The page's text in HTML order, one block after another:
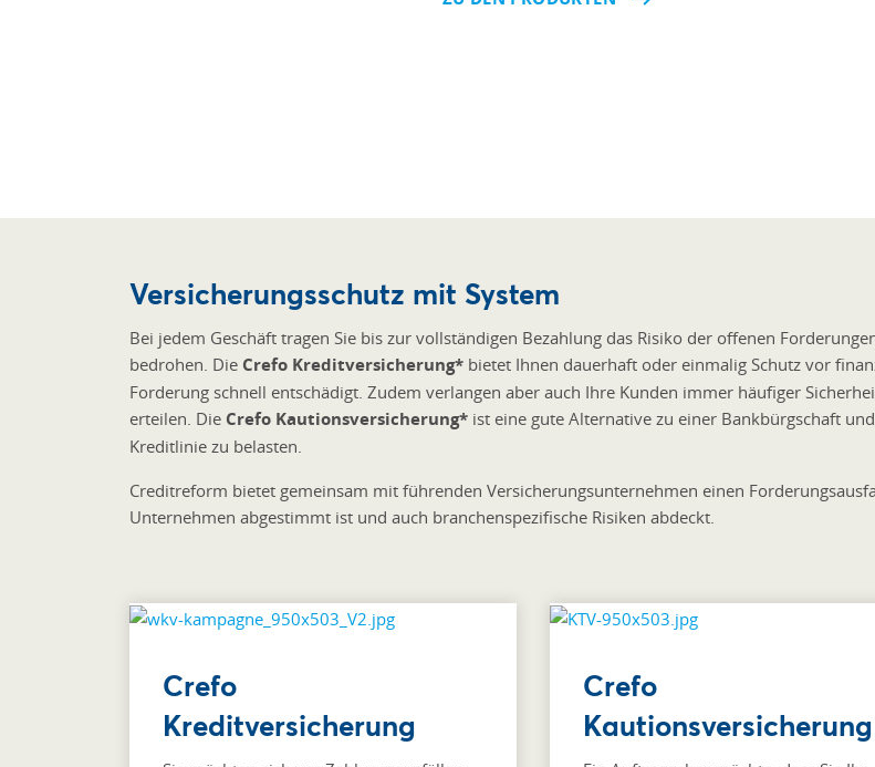
Versicherungsschutz mit System
Bei jedem Geschäft tragen Sie bis zur vollständigen Bezahlung das Risiko der offenen
bedrohen. Die Crefo Kreditversicherung* bietet Ihnen dauerhaft oder einmalig Schutz vor
Forderung schnell entschädigt. Zudem verlangen aber auch Ihre Kunden immer häufiger
erteilen. Die Crefo Kautionsversicherung* ist eine gute Alternative zu einer Bankbürgschaft
Kreditlinie zu belasten.
Creditreform bietet gemeinsam mit führenden Versicherungsunternehmen einen
Unternehmen abgestimmt ist und auch branchenspezifische Risiken abdeckt.
Crefo
Kreditversicherung
Crefo
Kautionsversicherung